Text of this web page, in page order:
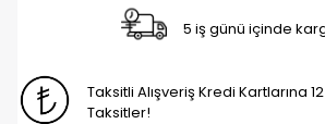
5 iş günü içinde
Taksitli Alışveriş Kredi Kartlarına
Taksitler!